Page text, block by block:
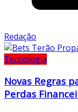
Redação
Tecnologia
Novas Regras
Perdas